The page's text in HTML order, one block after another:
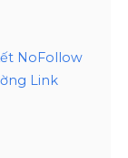
NoFollow
Link